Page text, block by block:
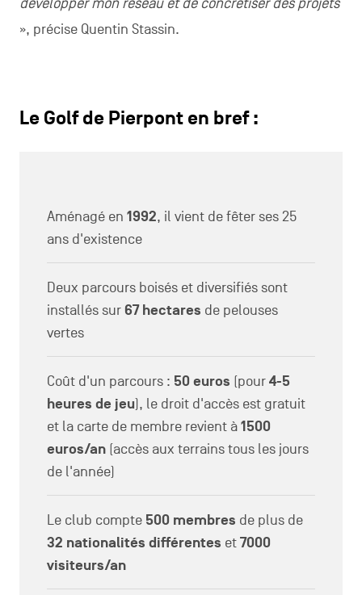
développer mon réseau et de concrétiser des projets
», précise Quentin Stassin.
Le Golf de Pierpont en bref :
Aménagé en1992, il vient de fêter ses 25
ans d'existence
Deux parcours boisés et diversifiés sont
installés sur 67 hectares de pelouses
vertes
Coût d'un parcours : 50 euros (pour4-5
heures de jeu), le droit d'accès est gratuit
et la carte de membre revient à1500
euros/an (accès aux terrains tous les jours
de l'année)
Le club compte 500 membres de plus de
32 nationalités différentes et7000
visiteurs/an